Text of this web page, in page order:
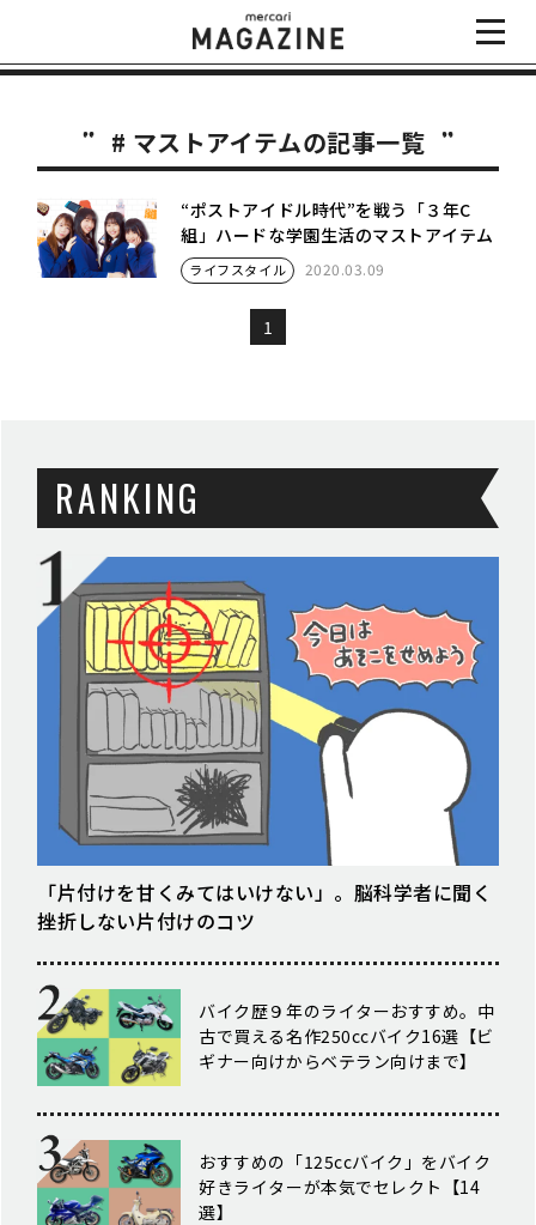
# マストアイテムの記事一覧
“ポストアイドル時代”を戦う「３年C
組」ハードな学園生活のマストアイテム
ライフスタイル 2020.03.09
1
RANKING
「片付けを甘くみてはいけない」。脳科学者に聞く
挫折しない片付けのコツ
バイク歴９年のライターおすすめ。中
古で買える名作250ccバイク16選【ビ
ギナー向けからベテラン向けまで】
おすすめの「125ccバイク」をバイク
好きライターが本気でセレクト【14
選】